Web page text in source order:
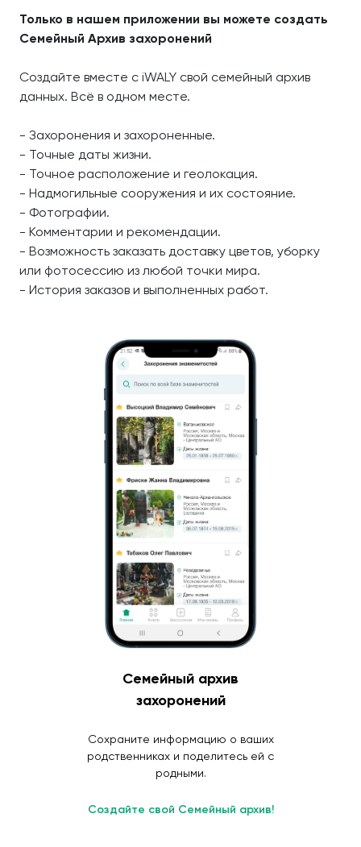
Только в нашем приложении вы можете создать
Семейный Архив захоронений
Создайте вместе с iWALY свой семейный архив
данных. Всё в одном месте.
- Захоронения и захороненные.
- Точные даты жизни.
- Точное расположение и геолокация.
- Надмогильные сооружения и их состояние.
- Фотографии.
- Комментарии и рекомендации.
- Возможность заказать доставку цветов, уборку
или фотосессию из любой точки мира.
- История заказов и выполненных работ.
Семейный архив
захоронений
Сохраните информацию о ваших
родственниках и поделитесь ей с
родными.
Создайте свой Семейный архив!